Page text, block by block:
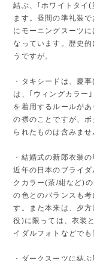
結ぶ、｢ホワイトタイ
ます。昼間の準礼装
にモーニングスーツ
なっています。歴史
うですが。
・タキシードは、慶
は、｢ウィングカラー
を着用するルールが
の襟のことですが、
られたものは含みませ
・結婚式の新郎衣装
近年の日本のブライ
クカラー(茶/紺など)
の色とのバランスも
す。また本来は、夕
役)に限っては、衣装
イダルフォトなどでも
・ダークスーツに結